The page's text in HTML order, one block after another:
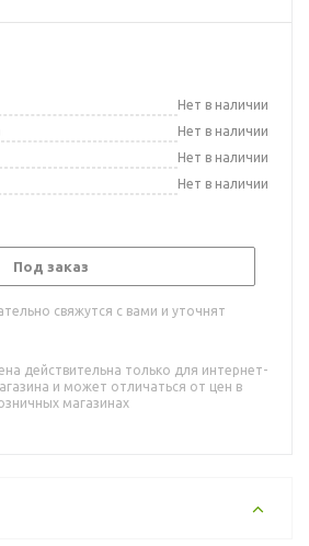
Нет в наличии
Нет в наличии
Нет в наличии
Нет в наличии
Под заказ
свяжутся с вами и уточнят
действительна только для интернет-
и может отличаться от цен в
магазинах